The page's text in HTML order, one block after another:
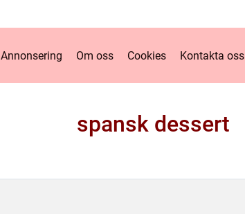
Annonsering Om oss Cookies Kontakta oss
spansk dessert